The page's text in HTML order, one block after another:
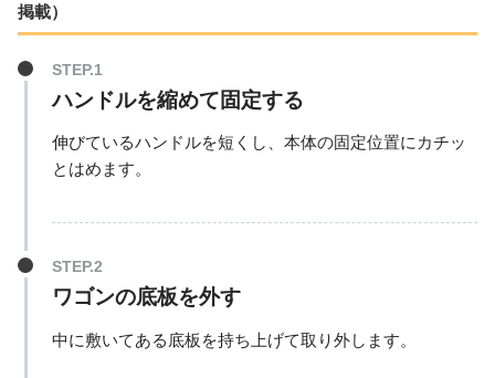
掲載）
ハンドルを縮めて固定する
伸びているハンドルを短くし、本体の固定位置にカチッ
とはめます。
ワゴンの底板を外す
中に敷いてある底板を持ち上げて取り外します。